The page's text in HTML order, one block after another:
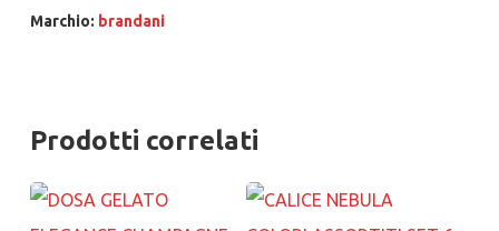
Marchio: brandani
Prodotti correlati